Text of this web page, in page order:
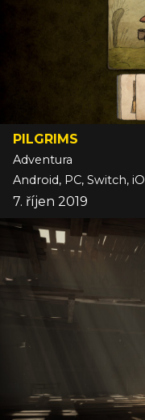
PILGRIMS
Adventura
Android, PC, Switch,
7. říjen 2019